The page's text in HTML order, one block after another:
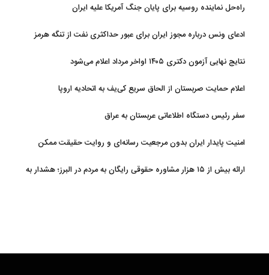
راه‌حل نماینده روسیه برای پایان جنگ آمریکا علیه ایران
ادعای ونس درباره مجوز ایران برای عبور حداکثری نفت از تنگه هرمز
نتایج نهایی آزمون دکتری ۱۴۰۵ اواخر مرداد اعلام می‌شود
اعلام حمایت صربستان از الحاق سریع کی‌یف به اتحادیه اروپا
سفر رئیس دستگاه اطلاعاتی عربستان به عراق
امنیت پایدار ایران بدون مرجعیت رسانه‌ای و روایت حقیقت ممکن
ارائه بیش از ۱۵ هزار مشاوره حقوقی رایگان به مردم در البرز؛ هشدار به